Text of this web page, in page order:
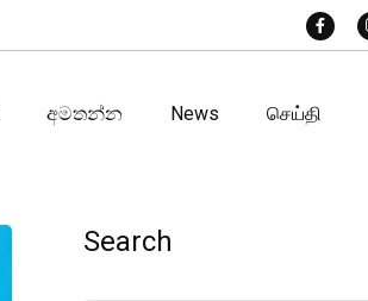
අමතන්න News செய்தி
Search